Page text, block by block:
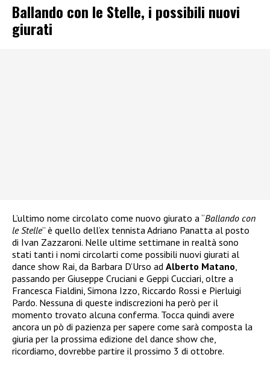
Ballando con le Stelle, i possibili nuovi
giurati
L’ultimo nome circolato come nuovo giurato a “Ballando con
le Stelle” è quello dell’ex tennista Adriano Panatta al posto
di Ivan Zazzaroni. Nelle ultime settimane in realtà sono
stati tanti i nomi circolarti come possibili nuovi giurati al
dance show Rai, da Barbara D’Urso ad Alberto Matano,
passando per Giuseppe Cruciani e Geppi Cucciari, oltre a
Francesca Fialdini, Simona Izzo, Riccardo Rossi e Pierluigi
Pardo. Nessuna di queste indiscrezioni ha però per il
momento trovato alcuna conferma. Tocca quindi avere
ancora un pò di pazienza per sapere come sarà composta la
giuria per la prossima edizione del dance show che,
ricordiamo, dovrebbe partire il prossimo 3 di ottobre.